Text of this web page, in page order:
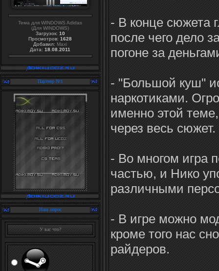
Тема для WINDOWS Adidas
(Для WINDOWS)
Загрузок: 10
Просмотров: 1628
Добавил: Maxi
Дата: 18.08.2011
Партнер №1
Наш опрос
У вас что?
- В конце сюжета
после чего дело
погоне за
- "Большой куш"
наркотиками.
именно этой
через весь сюжет.
- Во многом игра
частью, и Нико
различными
- В игре можно
кроме того нас
райдеров.